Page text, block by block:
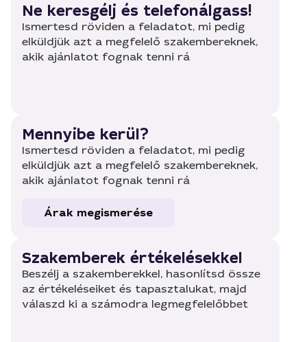
Ne keresgélj és telefonálgass!
Ismertesd röviden a feladatot, mi pedig
elküldjük azt a megfelelő szakembereknek,
akik ajánlatot fognak tenni rá
Mennyibe kerül?
Ismertesd röviden a feladatot, mi pedig
elküldjük azt a megfelelő szakembereknek,
akik ajánlatot fognak tenni rá
Árak megismerése
Szakemberek értékelésekkel
Beszélj a szakemberekkel, hasonlítsd össze
az értékeléseiket és tapasztalukat, majd
válaszd ki a számodra legmegfelelőbbet